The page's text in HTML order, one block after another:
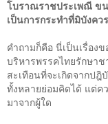
โบราณราชประเพณี ข
เป็นการกระทำที่มิบังคว
คำถามก็คือ นี่เป็นเรื่อง
บริหารพรรคไทยรักษาช
สะเทือนที่จะเกิดจากปฎิ
ทั้งหลายย่อมคิดได้ แต่ค
มาจากผู้ใด